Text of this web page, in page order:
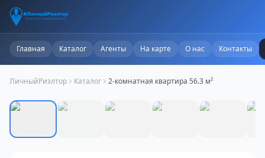
Главная Каталог Агенты На карте О нас Контакты
ЛичныйРиэлтор Каталог 2-комнатная квартира 56.3 м²